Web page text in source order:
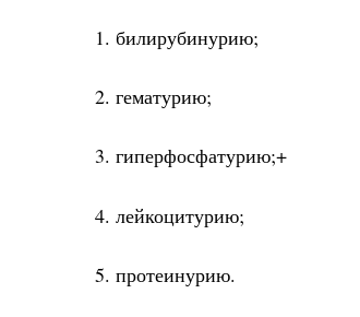
1. билирубинурию;
2. гематурию;
3. гиперфосфатурию;+
4. лейкоцитурию;
5. протеинурию.